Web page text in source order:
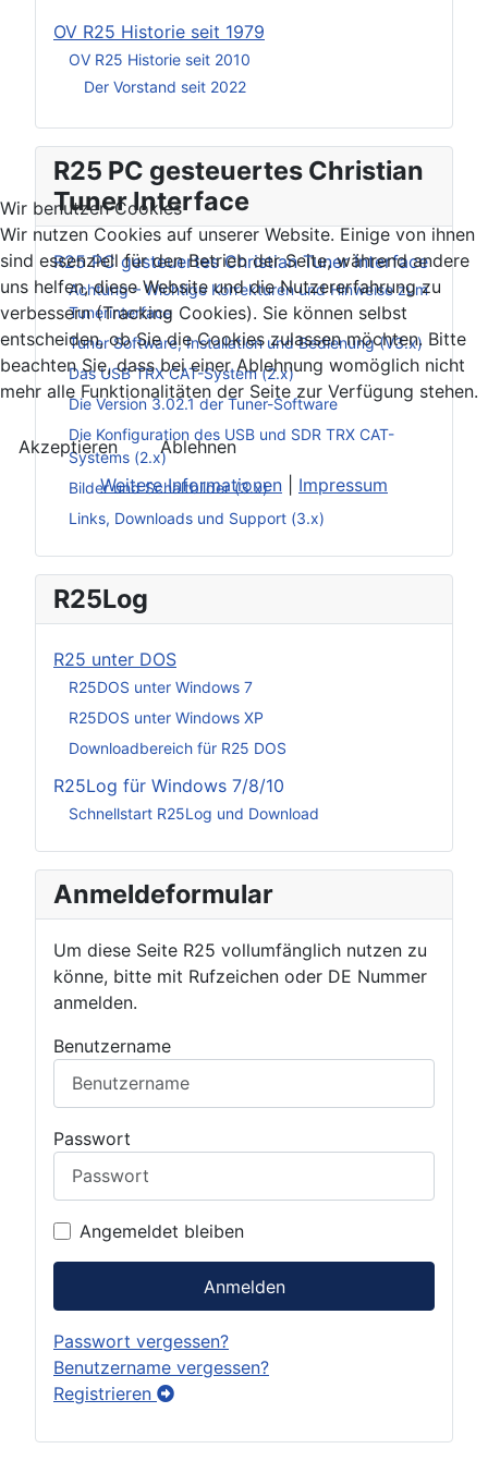
OV R25 Historie seit 1979
OV R25 Historie seit 2010
Der Vorstand seit 2022
R25 PC gesteuertes Christian
Tuner Interface
R25 PC gesteuertes Christian Tuner Interface
Achtung – Wichtige Korrekturen und Hinweise zum
Tunerinterface
Tuner Software, Installation und Bedienung (V3.x)
Das USB TRX CAT-System (2.x)
Die Version 3.02.1 der Tuner-Software
Die Konfiguration des USB und SDR TRX CAT-
Systems (2.x)
Bilder und Schaltbilder (3.x)
Links, Downloads und Support (3.x)
R25Log
R25 unter DOS
R25DOS unter Windows 7
R25DOS unter Windows XP
Downloadbereich für R25 DOS
R25Log für Windows 7/8/10
Schnellstart R25Log und Download
Anmeldeformular
Um diese Seite R25 vollumfänglich nutzen zu
könne, bitte mit Rufzeichen oder DE Nummer
anmelden.
Benutzername
Passwort
Angemeldet bleiben
Anmelden
Passwort vergessen?
Benutzername vergessen?
Registrieren
Wir benutzen Cookies
Wir nutzen Cookies auf unserer Website. Einige von ihnen
sind essenziell für den Betrieb der Seite, während andere
uns helfen, diese Website und die Nutzererfahrung zu
verbessern (Tracking Cookies). Sie können selbst
entscheiden, ob Sie die Cookies zulassen möchten. Bitte
beachten Sie, dass bei einer Ablehnung womöglich nicht
mehr alle Funktionalitäten der Seite zur Verfügung stehen.
Akzeptieren
Ablehnen
Weitere Informationen
Impressum